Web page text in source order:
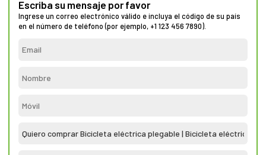
Escriba su mensaje por favor
Ingrese un correo electrónico válido e incluya el código de su país
en el número de teléfono (por ejemplo, +1 123 456 7890).